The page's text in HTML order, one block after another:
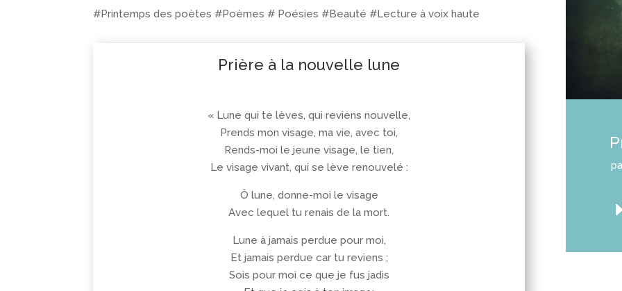
#Printemps des poètes #Poèmes # Poésies #Beauté #Lecture à voix haute
Prière à la nouvelle lune
« Lune qui te lèves, qui reviens nouvelle,
Prends mon visage, ma vie, avec toi,
Rends-moi le jeune visage, le tien,
Le visage vivant, qui se lève renouvelé :
Ô lune, donne-moi le visage
Avec lequel tu renais de la mort.
Lune à jamais perdue pour moi,
Et jamais perdue car tu reviens ;
Sois pour moi ce que je fus jadis